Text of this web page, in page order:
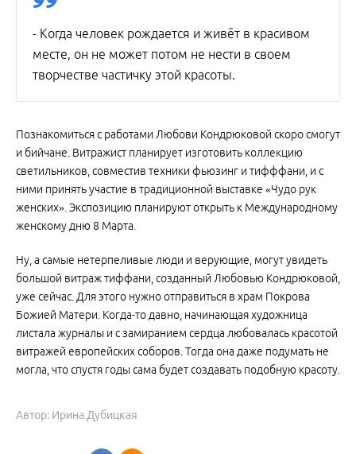
- Когда человек рождается и живёт в красивом
месте, он не может потом не нести в своем
творчестве частичку этой красоты.
Познакомиться с работами Любови Кондрюковой скоро смогут
и бийчане. Витражист планирует изготовить коллекцию
светильников, совместив техники фьюзинг и тифффани, и с
ними принять участие в традиционной выставке «Чудо рук
женских». Экспозицию планируют открыть к Международному
женскому дню 8 Марта.
Ну, а самые нетерпеливые люди и верующие, могут увидеть
большой витраж тиффани, созданный Любовью Кондрюковой,
уже сейчас. Для этого нужно отправиться в храм Покрова
Божией Матери. Когда-то давно, начинающая художница
листала журналы и с замиранием сердца любовалась красотой
витражей европейских соборов. Тогда она даже подумать не
могла, что спустя годы сама будет создавать подобную красоту.
Автор: Ирина Дубицкая